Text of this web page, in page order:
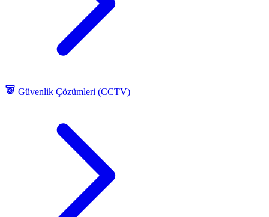
Güvenlik Çözümleri (CCTV)